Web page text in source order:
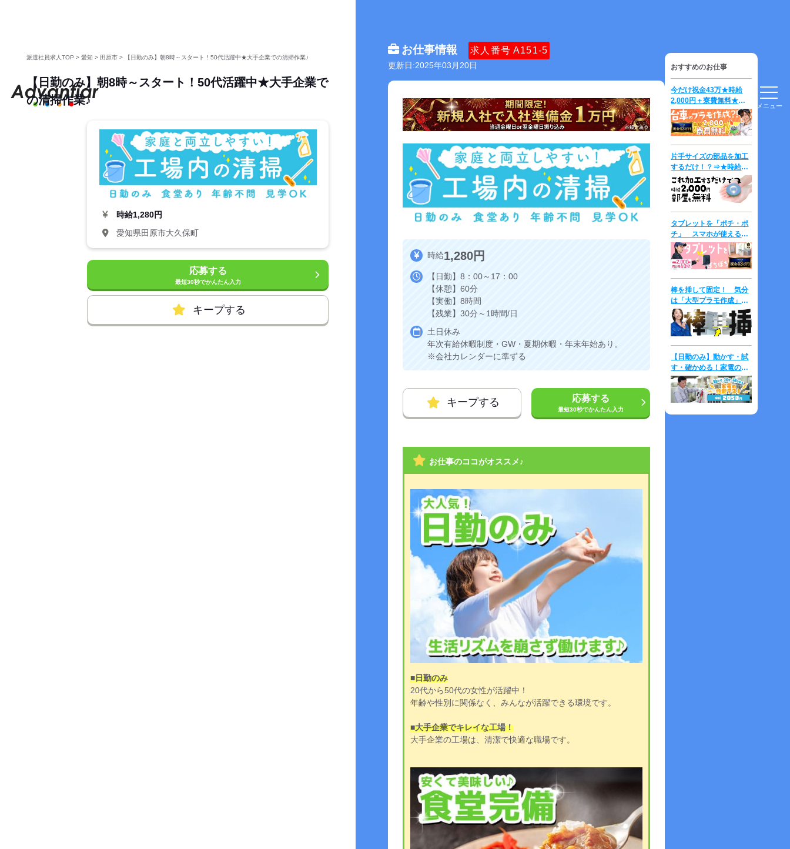
メニュー
派遣社員求人TOP >愛知 > 田原市 > 【日勤のみ】朝8時～スタート！50代活躍中★大手企業での清掃作業♪
【日勤のみ】朝8時～スタート！50代活躍中★大手企業で
の清掃作業♪
時給1,280円
愛知県田原市大久保町
応募する
最短30秒でかんたん入力
キープする
お仕事情報 求人番号 A151-5
更新日:2025年03月20日
時給1,280円
【日勤】8：00～17：00
【休憩】60分
【実働】8時間
【残業】30分～1時間/日
土日休み
年次有給休暇制度・GW・夏期休暇・年末年始あり。
※会社カレンダーに準ずる
キープする 応募する
最短30秒でかんたん入力
お仕事のココがオススメ♪
■日勤のみ
20代から50代の女性が活躍中！
年齢や性別に関係なく、みんなが活躍できる環境です。
■大手企業でキレイな工場！
大手企業の工場は、清潔で快適な職場です。
おすすめのお仕事
今だけ祝金43万★時給
2,000円＋寮費無料★台
車の「プラモデル」を作
成して運ぶだけ？！
片手サイズの部品を加工
するだけ！？⇒★時給
2000円＋寮費無料★
タブレットを「ポチ・ポ
チ」 スマホが使える方
は即戦力？！ 時給
2,300円！
棒を挿して固定！ 気分
は「大型プラモ作成」⇒
時給2,000円！
【日勤のみ】動かす・試
す・確かめる！家電の性
能テスト♪未経験歓迎！
マニュアル完備◎